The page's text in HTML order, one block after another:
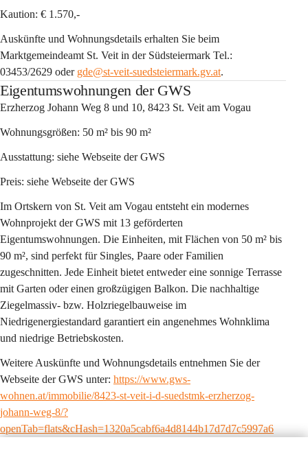
Kaution: € 1.570,-
Auskünfte und Wohnungsdetails erhalten Sie beim
Marktgemeindeamt St. Veit in der Südsteiermark Tel.:
03453/2629 oder gde@st-veit-suedsteiermark.gv.at.
Eigentumswohnungen der GWS
Erzherzog Johann Weg 8 und 10, 8423 St. Veit am Vogau
Wohnungsgrößen: 50 m² bis 90 m²
Ausstattung: siehe Webseite der GWS
Preis: siehe Webseite der GWS
Im Ortskern von St. Veit am Vogau entsteht ein modernes
Wohnprojekt der GWS mit 13 geförderten
Eigentumswohnungen. Die Einheiten, mit Flächen von 50 m² bis
90 m², sind perfekt für Singles, Paare oder Familien
zugeschnitten. Jede Einheit bietet entweder eine sonnige Terrasse
mit Garten oder einen großzügigen Balkon. Die nachhaltige
Ziegelmassiv- bzw. Holzriegelbauweise im
Niedrigenergiestandard garantiert ein angenehmes Wohnklima
und niedrige Betriebskosten.
Weitere Auskünfte und Wohnungsdetails entnehmen Sie der
Webseite der GWS unter: https://www.gws-
wohnen.at/immobilie/8423-st-veit-i-d-suedstmk-erzherzog-
johann-weg-8/?
openTab=flats&cHash=1320a5cabf6a4d8144b17d7d7c5997a6